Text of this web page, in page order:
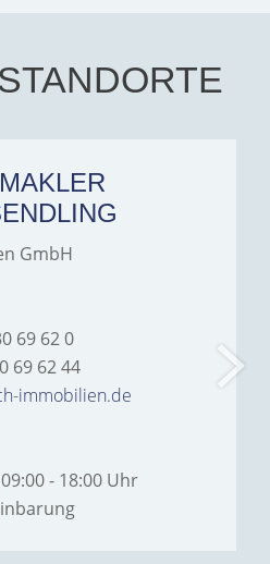
Hegerich Immobilien to
anyone looking for a home.
GmbH
69 62 0
69 62 44
immobilien.de
- 18:00 Uhr